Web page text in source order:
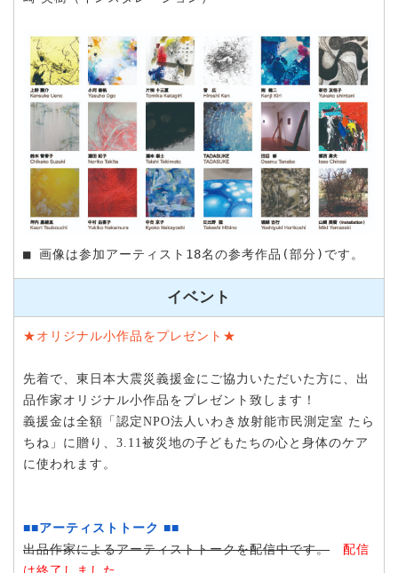
■ 画像は参加アーティスト18名の参考作品(部分)です。
イベント
★オリジナル小作品をプレゼント★
先着で、東日本大震災義援金にご協力いただいた方に、出
品作家オリジナル小作品をプレゼント致します！
義援金は全額「認定NPO法人いわき放射能市民測定室 たら
ちね」に贈り、3.11被災地の子どもたちの心と身体のケア
に使われます。
■■アーティストトーク ■■
出品作家によるアーティストトークを配信中です。
配信